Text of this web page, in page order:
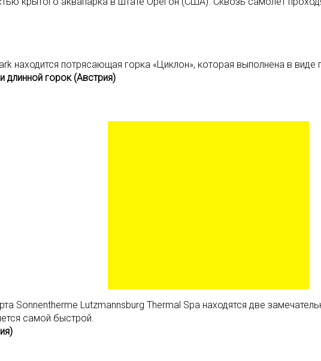
находится потрясающая горка «Циклон», которая выполнена в виде
длинной горок (Австрия)
Sonnentherme Lutzmannsburg Thermal Spa находятся две
самой быстрой.